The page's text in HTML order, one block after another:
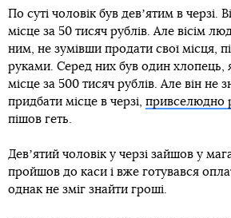
По суті чоловік був девʼятим в черзі.
місце за 50 тисяч рублів. Але вісім
ним, не зумівши продати свої місця,
руками. Серед них був один хлопець,
місце за 500 тисяч рублів. Але він не
придбати місце в черзі, привселюдно
пішов геть.
Девʼятий чоловік у черзі зайшов у
пройшов до каси і вже готувався
однак не зміг знайти гроші.